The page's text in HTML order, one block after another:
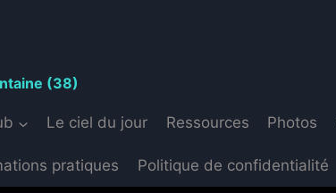
(38)
Le ciel du jour Ressources Photos
pratiques Politique de confidentialité